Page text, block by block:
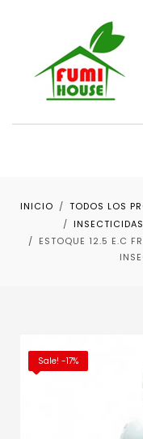
INICIO TODOS LOS
ESTOQUE 12.5 E.C
Sale! -17%